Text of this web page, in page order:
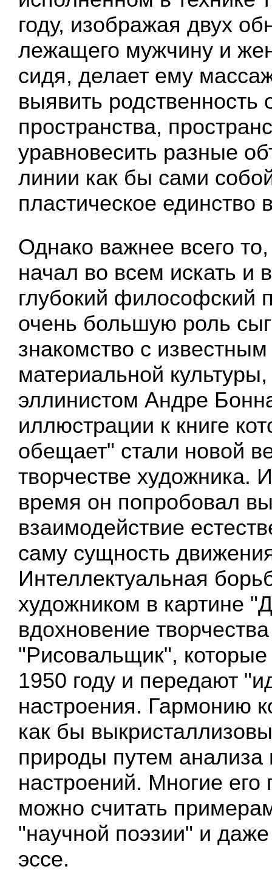
году, изображая двух
лежащего мужчину и
сидя, делает ему
выявить родственность
пространства,
уравновесить разные
линии как бы сами
пластическое единство
Однако важнее всего
начал во всем искать и
глубокий философский
очень большую роль
знакомство с
материальной
эллинистом Андре
иллюстрации к книге
обещает" стали новой
творчестве художника.
время он попробовал
взаимодействие
саму сущность
Интеллектуальная
художником в картине
вдохновение
"Рисовальщик",
1950 году и передают
настроения. Гармонию
как бы
природы путем анализа
настроений. Многие его
можно считать
"научной поэзии" и
эссе.